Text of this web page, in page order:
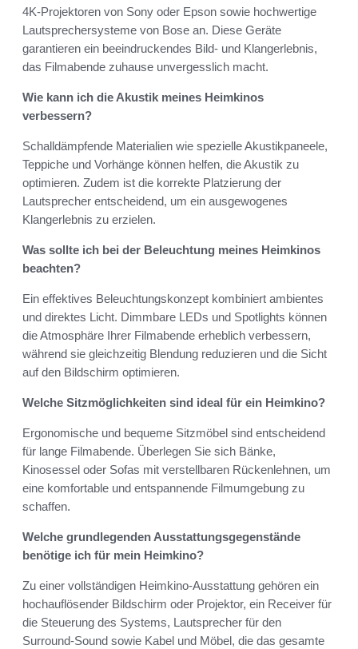
4K-Projektoren von Sony oder Epson sowie hochwertige
Lautsprechersysteme von Bose an. Diese Geräte
garantieren ein beeindruckendes Bild- und Klangerlebnis,
das Filmabende zuhause unvergesslich macht.
Wie kann ich die Akustik meines Heimkinos
verbessern?
Schalldämpfende Materialien wie spezielle Akustikpaneele,
Teppiche und Vorhänge können helfen, die Akustik zu
optimieren. Zudem ist die korrekte Platzierung der
Lautsprecher entscheidend, um ein ausgewogenes
Klangerlebnis zu erzielen.
Was sollte ich bei der Beleuchtung meines Heimkinos
beachten?
Ein effektives Beleuchtungskonzept kombiniert ambientes
und direktes Licht. Dimmbare LEDs und Spotlights können
die Atmosphäre Ihrer Filmabende erheblich verbessern,
während sie gleichzeitig Blendung reduzieren und die Sicht
auf den Bildschirm optimieren.
Welche Sitzmöglichkeiten sind ideal für ein Heimkino?
Ergonomische und bequeme Sitzmöbel sind entscheidend
für lange Filmabende. Überlegen Sie sich Bänke,
Kinosessel oder Sofas mit verstellbaren Rückenlehnen, um
eine komfortable und entspannende Filmumgebung zu
schaffen.
Welche grundlegenden Ausstattungsgegenstände
benötige ich für mein Heimkino?
Zu einer vollständigen Heimkino-Ausstattung gehören ein
hochauflösender Bildschirm oder Projektor, ein Receiver für
die Steuerung des Systems, Lautsprecher für den
Surround-Sound sowie Kabel und Möbel, die das gesamte